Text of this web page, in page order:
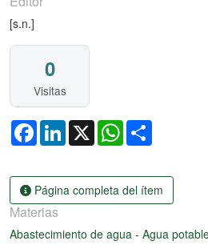
[s.n.]
0
Visitas
FacebookLinkedIn
X WhatsApp
Página completa del ítem
Materias
Abastecimiento de agua - Agua